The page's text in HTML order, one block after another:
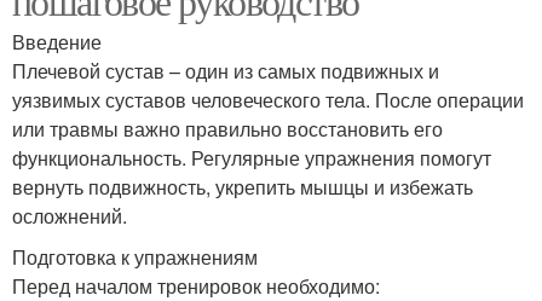
Введение
Плечевой сустав – один из самых подвижных и
уязвимых суставов человеческого тела. После операции
или травмы важно правильно восстановить его
функциональность. Регулярные упражнения помогут
вернуть подвижность, укрепить мышцы и избежать
осложнений.
Подготовка к упражнениям
Перед началом тренировок необходимо: